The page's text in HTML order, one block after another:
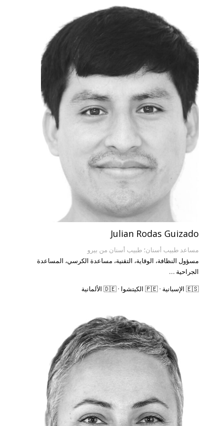
Julian Rodas Guizado
مساعد طبيب أسنان؛ طبيب أسنان من بيرو
مسؤول النظافة، الوقاية، التقنية، مساعدة الكرسي، المساعدة
الجراحية …
🇪🇸 الإسبانية · 🇵🇪 الكيتشوا · 🇩🇪 الألمانية